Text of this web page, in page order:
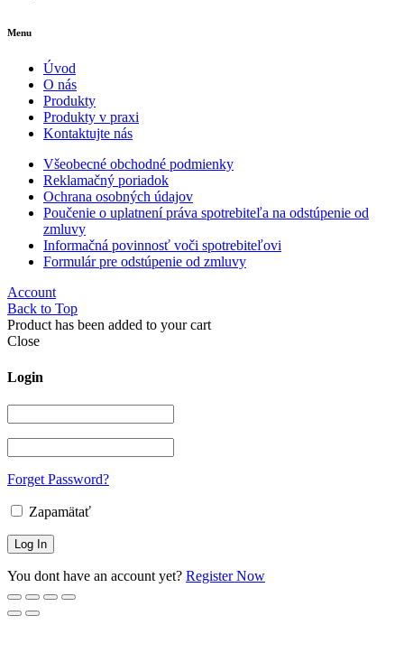
Menu
Úvod
O nás
Produkty
Produkty v praxi
Kontaktujte nás
Všeobecné obchodné podmienky
Reklamačný poriadok
Ochrana osobných údajov
Poučenie o uplatnení práva spotrebiteľa na odstúpenie od
zmluvy
Informačná povinnosť voči spotrebiteľovi
Formulár pre odstúpenie od zmluvy
Account
Back to Top
Product has been added to your cart
Close
Login
Forget Password?
Zapamätať
You dont have an account yet? Register Now